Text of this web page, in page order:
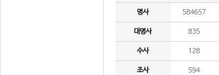
명사 584657
대명사 835
수사 128
조사 594